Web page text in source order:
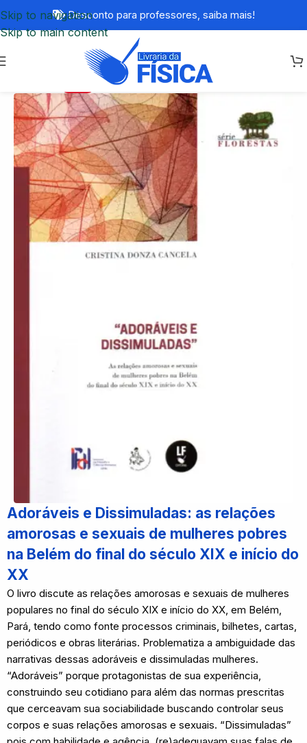
Skip to navigation
Skip to main content
Desconto para professores, saiba mais!
Adoráveis e Dissimuladas: as relações
amorosas e sexuais de mulheres pobres
na Belém do final do século XIX e início do
XX
O livro discute as relações amorosas e sexuais de mulheres
populares no final do século XIX e início do XX, em Belém,
Pará, tendo como fonte processos criminais, bilhetes, cartas,
periódicos e obras literárias. Problematiza a ambiguidade das
narrativas dessas adoráveis e dissimuladas mulheres.
“Adoráveis” porque protagonistas de sua experiência,
construindo seu cotidiano para além das normas prescritas
que cerceavam sua sociabilidade buscando controlar seus
corpos e suas relações amorosas e sexuais. “Dissimuladas”